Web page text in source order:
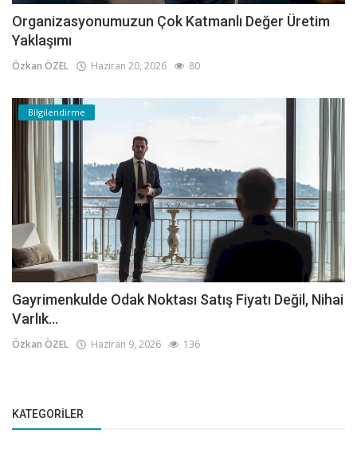
Organizasyonumuzun Çok Katmanlı Değer Üretim
Yaklaşımı
Özkan ÖZEL Haziran 20, 2026 80
Bilgilendirme
Gayrimenkulde Odak Noktası Satış Fiyatı Değil, Nihai
Varlık...
Özkan ÖZEL Haziran 9, 2026 136
KATEGORILER